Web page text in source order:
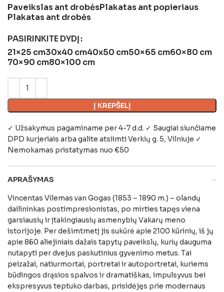
Paveikslas ant drobėsPlakatas ant popieriaus
Plakatas ant drobės
PASIRINKITE DYDĮ
21×25 cm30x40 cm40x50 cm50×65 cm60×80 cm
70×90 cm80×100 cm
Į KREPŠELĮ
✓ Užsakymus pagaminame per 4-7 d.d. ✓ Saugiai siunčiame
DPD kurjeriais arba galite atsiimtiVerkių g. 5, Vilniuje ✓
Nemokamas pristatymas nuo €50
APRAŠYMAS
Vincentas Vilemas van Gogas (1853 – 1890 m.) – olandų
dailininkas postimpresionistas, po mirties tapęs viena
garsiausių ir įtakingiausių asmenybių Vakarų meno
istorijoje. Per dešimtmetį jis sukūrė apie 2100 kūrinių, iš jų
apie 860 aliejiniais dažais tapytų paveikslų, kurių dauguma
nutapyti per dvejus paskutinius gyvenimo metus. Tai
peizažai, natiurmortai, portretai ir autoportretai, kuriems
būdingos drąsios spalvos ir dramatiškas, impulsyvus bei
ekspresyvus teptuko darbas, prisidėjęs prie modernaus